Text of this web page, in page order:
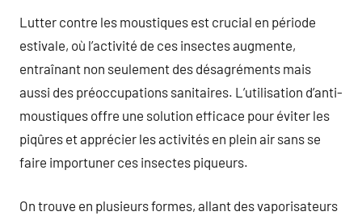
Lutter contre les moustiques est crucial en période
estivale, où l’activité de ces insectes augmente,
entraînant non seulement des désagréments mais
aussi des préoccupations sanitaires. L’utilisation d’anti-
moustiques offre une solution efficace pour éviter les
piqûres et apprécier les activités en plein air sans se
faire importuner ces insectes piqueurs.
On trouve en plusieurs formes, allant des vaporisateurs